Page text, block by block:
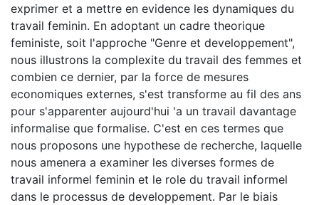
exprimer et a mettre en evidence les dynamiques du
travail feminin. En adoptant un cadre theorique
feministe, soit l'approche "Genre et developpement",
nous illustrons la complexite du travail des femmes et
combien ce dernier, par la force de mesures
economiques externes, s'est transforme au fil des ans
pour s'apparenter aujourd'hui 'a un travail davantage
informalise que formalise. C'est en ces termes que
nous proposons une hypothese de recherche, laquelle
nous amenera a examiner les diverses formes de
travail informel feminin et le role du travail informel
dans le processus de developpement. Par le biais